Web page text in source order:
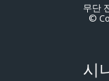
무단
©
시